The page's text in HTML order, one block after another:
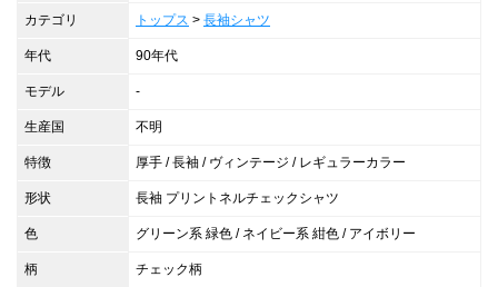
カテゴリ トップス > 長袖シャツ
年代 90年代
モデル -
生産国 不明
特徴 厚手 / 長袖 / ヴィンテージ / レギュラーカラー
形状 長袖 プリントネルチェックシャツ
色 グリーン系 緑色 / ネイビー系 紺色 / アイボリー
柄 チェック柄